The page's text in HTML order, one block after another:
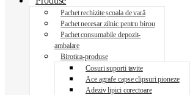
Pachet rechizite școala de vară
Pachet necesar zilnic pentru birou
Pachet consumabile depozit-
ambalare
Birotica-produse
Cosuri suporti tavite
Ace agrafe capse clipsuri pioneze
Adeziv lipici corectoare